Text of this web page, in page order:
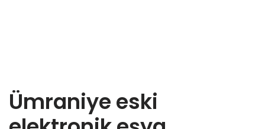
Ümraniye eski